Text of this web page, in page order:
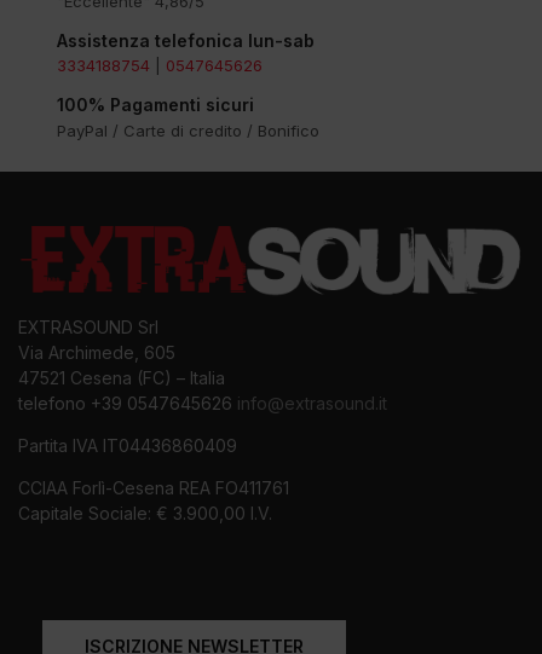
Assistenza telefonica lun-sab
3334188754 0547645626
100% Pagamenti sicuri
PayPal / Carte di credito / Bonifico
EXTRASOUND Srl
Via Archimede, 605
47521 Cesena (FC) – Italia
telefono +39 0547645626 info@extrasound.it
Partita IVA IT04436860409
CCIAA Forlì-Cesena REA FO411761
Capitale Sociale: € 3.900,00 I.V.
ISCRIZIONE NEWSLETTER